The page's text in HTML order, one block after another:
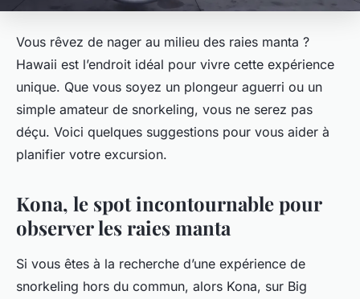
Vous rêvez de nager au milieu des raies manta ?
Hawaii est l’endroit idéal pour vivre cette expérience
unique. Que vous soyez un plongeur aguerri ou un
simple amateur de snorkeling, vous ne serez pas
déçu. Voici quelques suggestions pour vous aider à
planifier votre excursion.
Kona, le spot incontournable pour
observer les raies manta
Si vous êtes à la recherche d’une expérience de
snorkeling hors du commun, alors Kona, sur Big